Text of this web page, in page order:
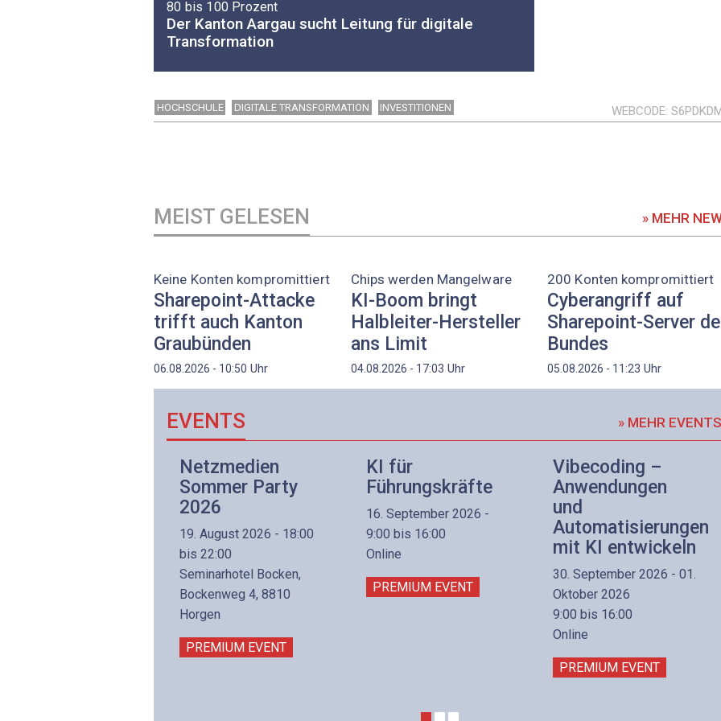
80 bis 100 Prozent
Der Kanton Aargau sucht Leitung für digitale
Transformation
HOCHSCHULE DIGITALE TRANSFORMATION INVESTITIONEN WEBCODE
MEIST GELESEN » MEHR
Keine Konten kompromittiert
Sharepoint-Attacke
trifft auch Kanton
Graubünden
06.08.2026 - 10:50 Uhr
Chips werden Mangelware
KI-Boom bringt
Halbleiter-Hersteller
ans Limit
04.08.2026 - 17:03 Uhr
200 Konten kompromittiert
Cyberangriff auf
Sharepoint-Server
Bundes
05.08.2026 - 11:23 Uhr
EVENTS » MEHR EVENTS
Netzmedien
Sommer Party
2026
19. August 2026 - 18:00
bis 22:00
Seminarhotel Bocken,
Bockenweg 4, 8810
Horgen
PREMIUM EVENT
KI für
Führungskräfte
16. September 2026 -
9:00 bis 16:00
Online
PREMIUM EVENT
Vibecoding –
Anwendungen
und
Automatisierungen
mit KI entwickeln
30. September 2026 - 01.
Oktober 2026
9:00 bis 16:00
Online
PREMIUM EVENT